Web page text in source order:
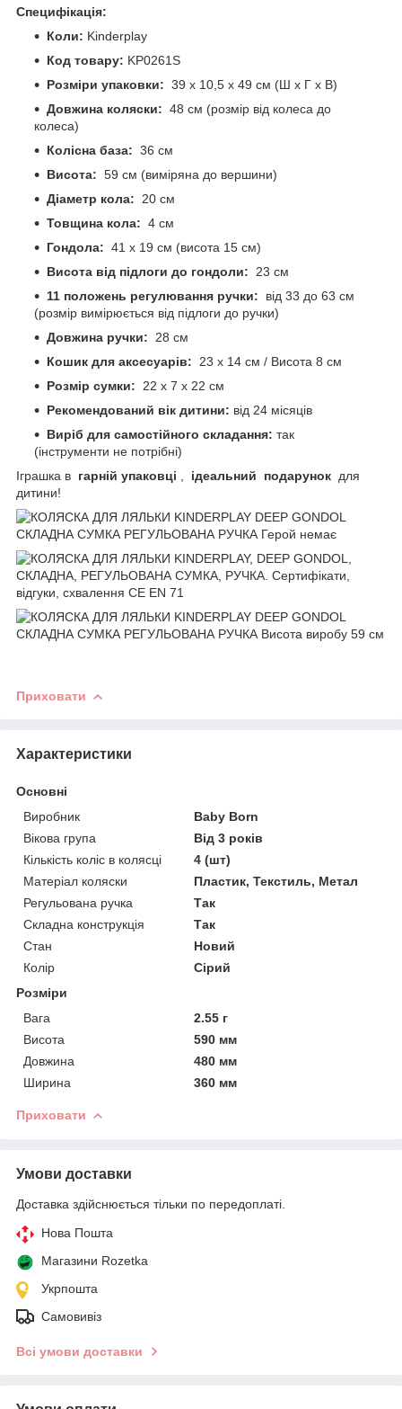
Специфікація:
Коли: Kinderplay
Код товару: KP0261S
Розміри упаковки: 39 x 10,5 x 49 см (Ш x Г x В)
Довжина коляски: 48 см (розмір від колеса до
колеса)
Колісна база: 36 см
Висота: 59 см (виміряна до вершини)
Діаметр кола: 20 см
Товщина кола: 4 см
Гондола: 41 х 19 см (висота 15 см)
Висота від підлоги до гондоли: 23 см
11 положень регулювання ручки: від 33 до 63 см
(розмір вимірюється від підлоги до ручки)
Довжина ручки: 28 см
Кошик для аксесуарів: 23 х 14 см / Висота 8 см
Розмір сумки: 22 х 7 х 22 см
Рекомендований вік дитини: від 24 місяців
Виріб для самостійного складання: так
(інструменти не потрібні)
Іграшка в гарній упаковці ідеальний подарунок для
дитини!
Приховати
Характеристики
Основні
Виробник
Baby Born
Вікова група
Від 3 років
Кількість коліс в колясці
4 (шт)
Матеріал коляски
Пластик, Текстиль, Метал
Регульована ручка
Так
Складна конструкція
Так
Стан
Новий
Колір
Сірий
Розміри
Вага
2.55 г
Висота
590 мм
Довжина
480 мм
Ширина
360 мм
Приховати
Умови доставки
Доставка здійснюється тільки по передоплаті.
Нова Пошта
Магазини Rozetka
Укрпошта
Самовивіз
Всі умови доставки